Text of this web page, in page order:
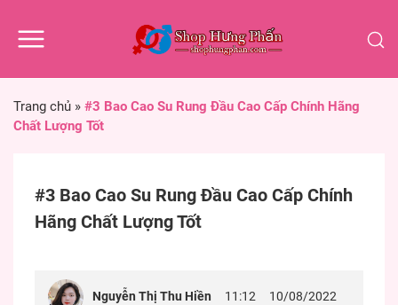
Trang chủ » #3 Bao Cao Su Rung Đầu Cao Cấp Chính Hãng
Chất Lượng Tốt
#3 Bao Cao Su Rung Đầu Cao Cấp Chính
Hãng Chất Lượng Tốt
Nguyễn Thị Thu Hiền 11:12 10/08/2022